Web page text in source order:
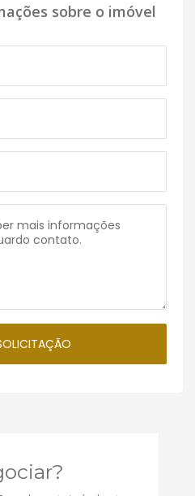
sobre o imóvel